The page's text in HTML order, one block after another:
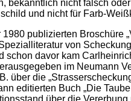
bekanntlich nicht falsch
und nicht für Farb-
publizierten Broschüre
von
davor kam
im Neumann
über die
editierten Buch „Die
über die